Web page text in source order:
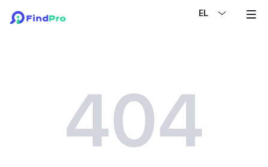
EL
404